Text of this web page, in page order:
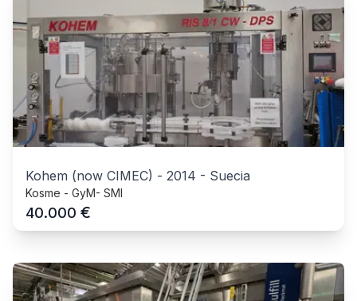
Kohem (now CIMEC) - 2014 - Suecia
Kosme - GyM- SMI
40.000 €